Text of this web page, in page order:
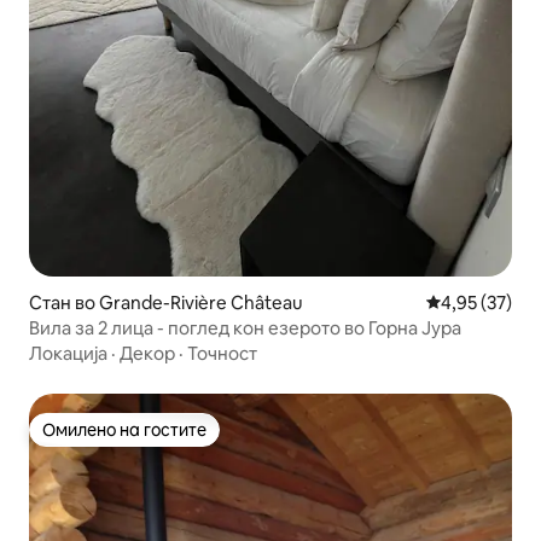
Стан во Grande-Rivière Château Просечна
4,95 (37)
Вила за 2 лица - поглед кон езерото во Горна Јура
Локација · Декор · Точност
Омилено на гостите
Омилено на гостите